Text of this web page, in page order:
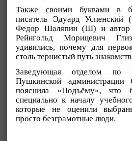
Также своими буквами в
писатель Эдуард Успенский
Федор Шаляпин (Ш) и автор
Рейнгольд Морицевич
удивились, почему для
столь тернистый путь
Заведующая отделом
Пушкинской администрации
пояснила «Подъёму», что
специально к началу
которые не оценили
просто безграмотные люди.